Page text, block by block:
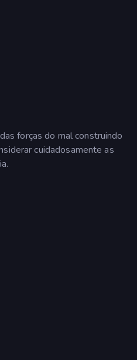
forças do mal construindo
cuidadosamente as